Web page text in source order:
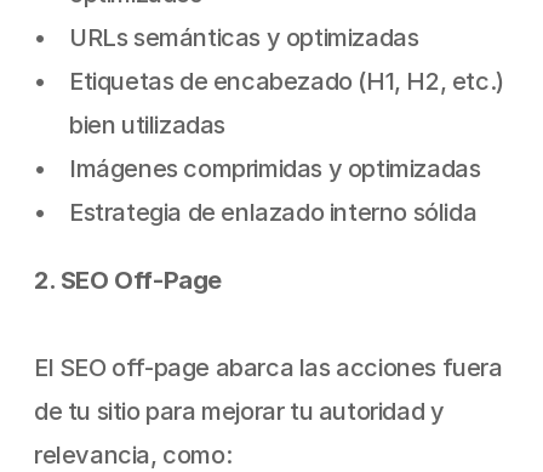
URLs semánticas y optimizadas
Etiquetas de encabezado (H1, H2, etc.)
bien utilizadas
Imágenes comprimidas y optimizadas
Estrategia de enlazado interno sólida
2. SEO Off-Page
El SEO off-page abarca las acciones fuera
de tu sitio para mejorar tu autoridad y
relevancia, como: